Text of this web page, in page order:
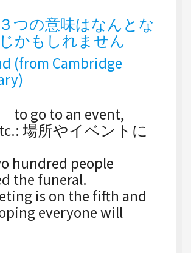
つの意味はなんとな
かもしれません
(from Cambridge
go to an event,
場所やイベントに
hundred people
the funeral.
is on the fifth and
everyone will